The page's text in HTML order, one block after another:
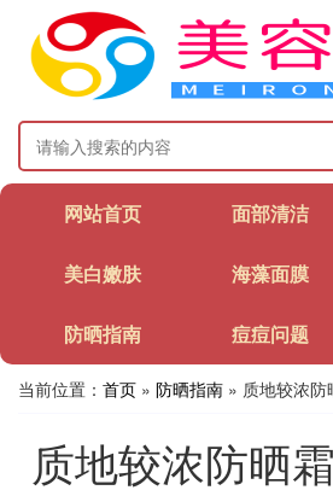
网站首页 面部清洁
美白嫩肤 海藻面膜
防晒指南 痘痘问题
当前位置： 首页 » 防晒指南 » 质地较浓防
质地较浓防晒